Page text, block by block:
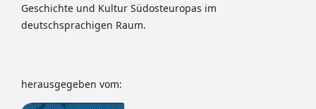
Geschichte und Kultur Südosteuropas im
deutschsprachigen Raum.
herausgegeben vom: